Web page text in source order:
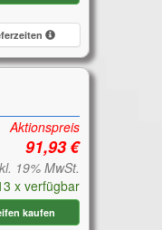
Aktionspreis
19% MwSt.
x verfügbar
kaufen